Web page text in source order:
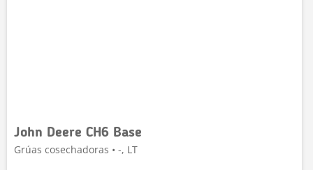
John Deere CH6 Base
Grúas cosechadoras • -, LT